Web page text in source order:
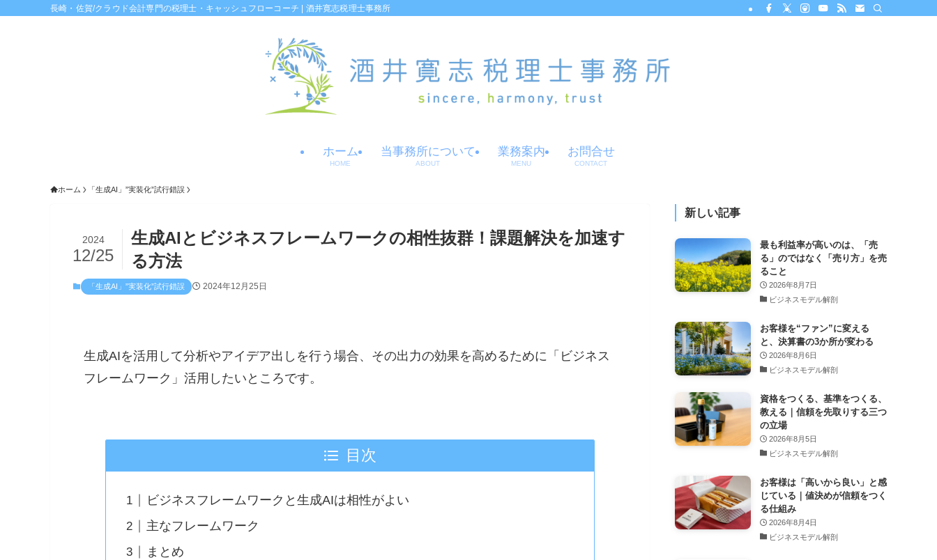
長崎・佐賀/クラウド会計専門の税理士・キャッシュフローコーチ | 酒井寛志税理士事務所
ホーム
HOME
当事務所について
ABOUT
業務案内
MENU
お問合せ
CONTACT
ホーム 「生成AI」”実装化”試行錯誤
生成AIとビジネスフレームワークの相性抜群！課題解決を加速す
る方法
2024
12/25
「生成AI」”実装化”試行錯誤 2024年12月25日
生成AIを活用して分析やアイデア出しを行う場合、その出力の効果を高めるために「ビジネス
フレームワーク」活用したいところです。
目次
ビジネスフレームワークと生成AIは相性がよい
主なフレームワーク
まとめ
新しい記事
最も利益率が高いのは、「売
る」のではなく「売り方」を売
ること
2026年8月7日
ビジネスモデル解剖
お客様を“ファン”に変える
と、決算書の3か所が変わる
2026年8月6日
ビジネスモデル解剖
資格をつくる、基準をつくる、
教える｜信頼を先取りする三つ
の立場
2026年8月5日
ビジネスモデル解剖
お客様は「高いから良い」と感
じている｜値決めが信頼をつく
る仕組み
2026年8月4日
ビジネスモデル解剖